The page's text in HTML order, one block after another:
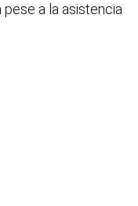
a la asistencia